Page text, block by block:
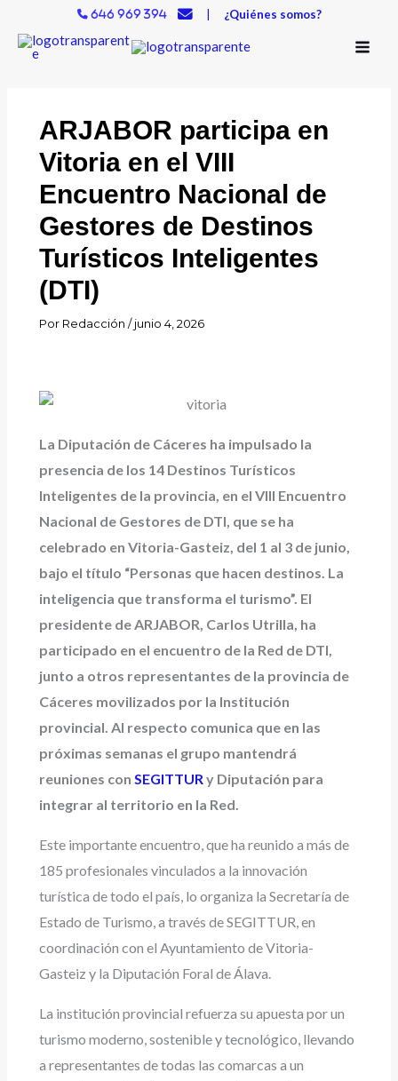
contenido
646 969 394 | ¿Quiénes somos?
ARJABOR participa en
Vitoria en el VIII
Encuentro Nacional de
Gestores de Destinos
Turísticos Inteligentes
(DTI)
Por Redacción/junio 4, 2026
La Diputación de Cáceres ha impulsado la
presencia de los 14 Destinos Turísticos
Inteligentes de la provincia, en el VIII Encuentro
Nacional de Gestores de DTI, que se ha
celebrado en Vitoria-Gasteiz, del 1 al 3 de junio,
bajo el título “Personas que hacen destinos. La
inteligencia que transforma el turismo”. El
presidente de ARJABOR, Carlos Utrilla, ha
participado en el encuentro de la Red de DTI,
junto a otros representantes de la provincia de
Cáceres movilizados por la Institución
provincial. Al respecto comunica que en las
próximas semanas el grupo mantendrá
reuniones conSEGITTURy Diputación para
integrar al territorio en la Red.
Este importante encuentro, que ha reunido a más de
185 profesionales vinculados a la innovación
turística de todo el país, lo organiza la Secretaría de
Estado de Turismo, a través de SEGITTUR, en
coordinación con el Ayuntamiento de Vitoria-
Gasteiz y la Diputación Foral de Álava.
La institución provincial refuerza su apuesta por un
turismo moderno, sostenible y tecnológico, llevando
a representantes de todas las comarcas a un